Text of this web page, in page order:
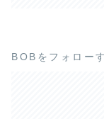
BOBをフォロー